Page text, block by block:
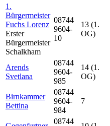
1.
Bürgermeister
Fuchs Lorenz
Erster
Bürgermeister
Schalkham
08744
9604-
10
13 (1.
OG)
Arends
Svetlana
08744
9604-
985
14 (1.
OG)
Birnkammer
Bettina
08744
9604-
984
7
08744